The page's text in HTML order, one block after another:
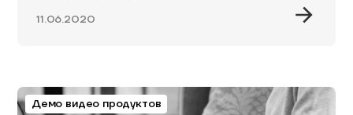
11.06.2020
Демо видео продуктов